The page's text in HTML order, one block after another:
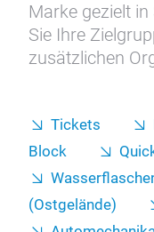
Marke gezielt
Sie Ihre
zusätzlichen
Tickets
Block
(Ostgelände)